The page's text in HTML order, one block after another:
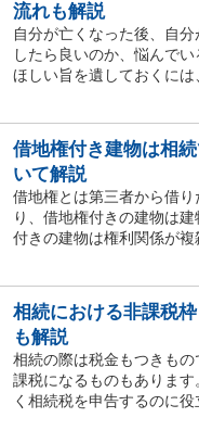
流れも解説
自分が亡くなった後、自
したら良いのか、悩んで
ほしい旨を遺しておくに
借地権付き建物は相
いて解説
借地権とは第三者から借
り、借地権付きの建物は
付きの建物は権利関係が複
相続における非課税
も解説
相続の際は税金もつきも
課税になるものもありま
く相続税を申告するのに